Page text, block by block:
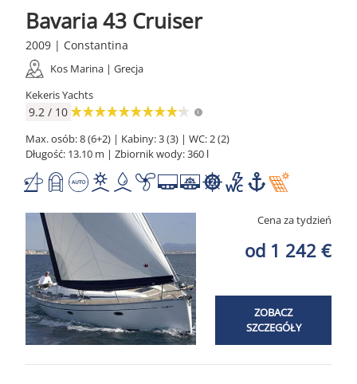
Bavaria 43 Cruiser
2009 | Constantina
Kos Marina | Grecja
Kekeris Yachts
9.2 / 10
Max. osób: 8 (6+2) | Kabiny: 3 (3) | WC: 2 (2)
Długość: 13.10 m | Zbiornik wody: 360 l
Cena za tydzień
od 1 242 €
ZOBACZ
SZCZEGÓŁY